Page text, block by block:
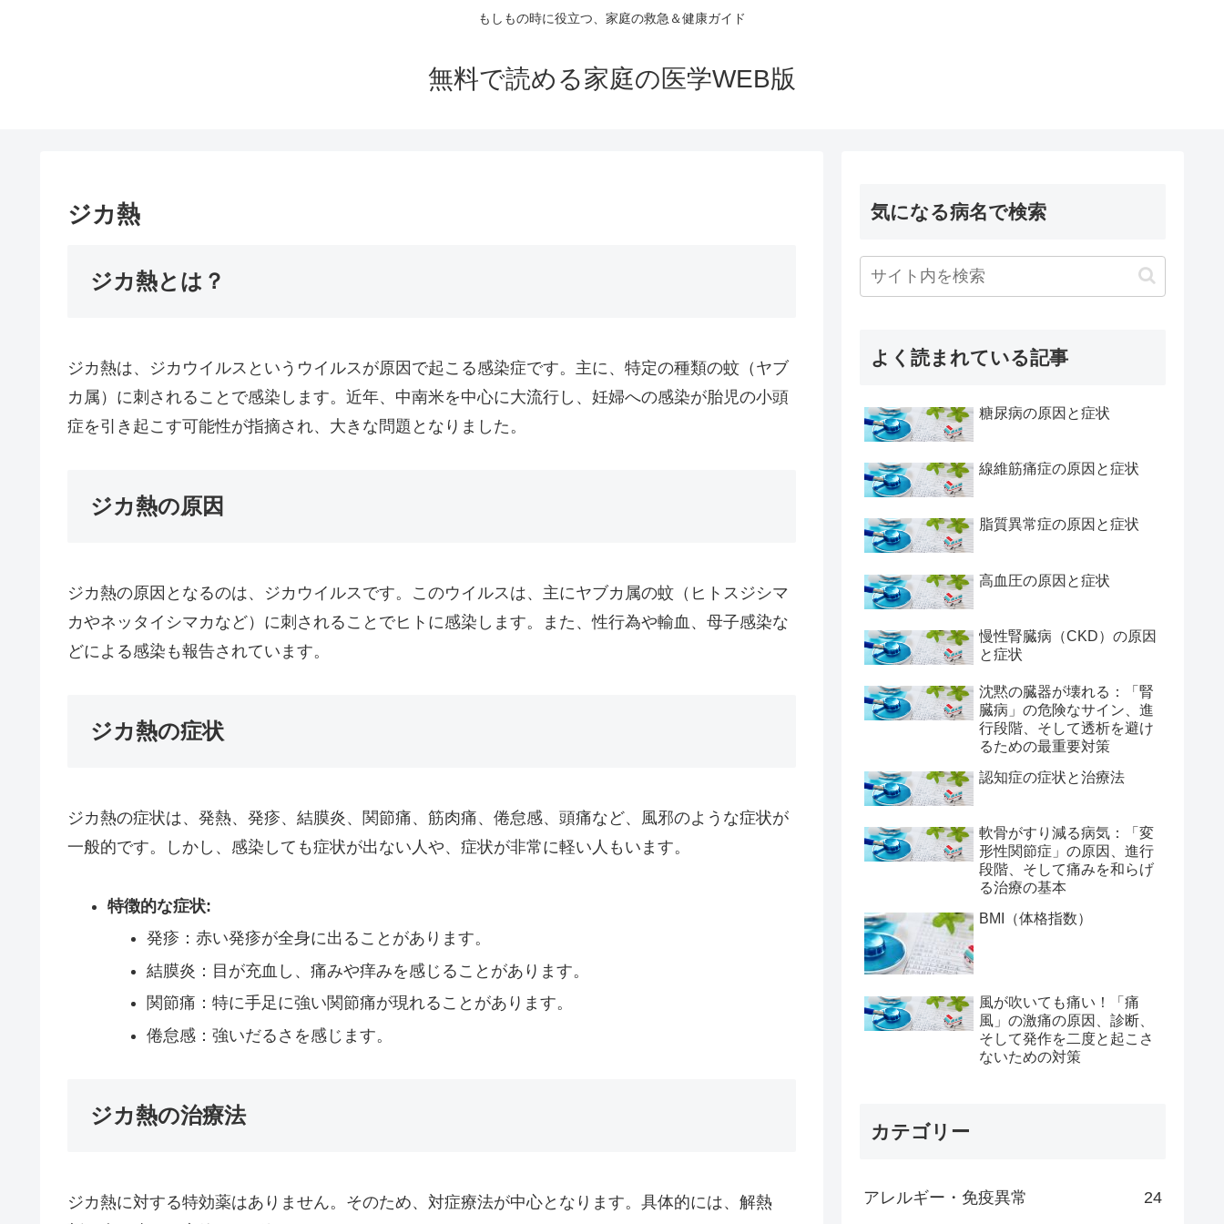
もしもの時に役立つ、家庭の救急＆健康ガイド
無料で読める家庭の医学WEB版
ジカ熱
ジカ熱とは？
ジカ熱は、ジカウイルスというウイルスが原因で起こる感染症です。主に、特定の種類の蚊（ヤブ
カ属）に刺されることで感染します。近年、中南米を中心に大流行し、妊婦への感染が胎児の小頭
症を引き起こす可能性が指摘され、大きな問題となりました。
ジカ熱の原因
ジカ熱の原因となるのは、ジカウイルスです。このウイルスは、主にヤブカ属の蚊（ヒトスジシマ
カやネッタイシマカなど）に刺されることでヒトに感染します。また、性行為や輸血、母子感染な
どによる感染も報告されています。
ジカ熱の症状
ジカ熱の症状は、発熱、発疹、結膜炎、関節痛、筋肉痛、倦怠感、頭痛など、風邪のような症状が
一般的です。しかし、感染しても症状が出ない人や、症状が非常に軽い人もいます。
特徴的な症状:
発疹：赤い発疹が全身に出ることがあります。
結膜炎：目が充血し、痛みや痒みを感じることがあります。
関節痛：特に手足に強い関節痛が現れることがあります。
倦怠感：強いだるさを感じます。
ジカ熱の治療法
ジカ熱に対する特効薬はありません。そのため、対症療法が中心となります。具体的には、解熱
気になる病名で検索
よく読まれている記事
糖尿病の原因と症状
線維筋痛症の原因と症状
脂質異常症の原因と症状
高血圧の原因と症状
慢性腎臓病（CKD）の原因
と症状
沈黙の臓器が壊れる：「腎
臓病」の危険なサイン、進
行段階、そして透析を避け
るための最重要対策
認知症の症状と治療法
軟骨がすり減る病気：「変
形性関節症」の原因、進行
段階、そして痛みを和らげ
る治療の基本
BMI（体格指数）
風が吹いても痛い！「痛
風」の激痛の原因、診断、
そして発作を二度と起こさ
ないための対策
カテゴリー
アレルギー・免疫異常 24